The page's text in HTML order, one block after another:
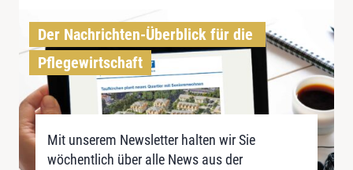
Der Nachrichten-Überblick für die
Pflegewirtschaft
Mit unserem Newsletter halten wir Sie
wöchentlich über alle News aus der